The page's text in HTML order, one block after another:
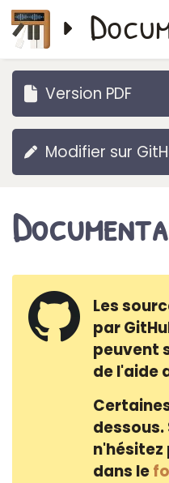
Version PDF
Modifier sur
Les
par
peuvent
de l'aide
dessous.
n'hésitez
dans le